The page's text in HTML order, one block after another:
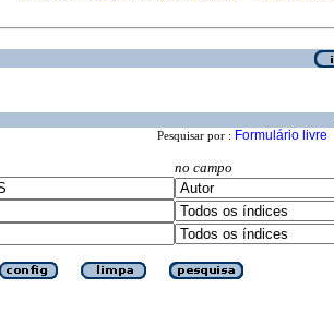
Pesquisar por : Formulário livre
no campo